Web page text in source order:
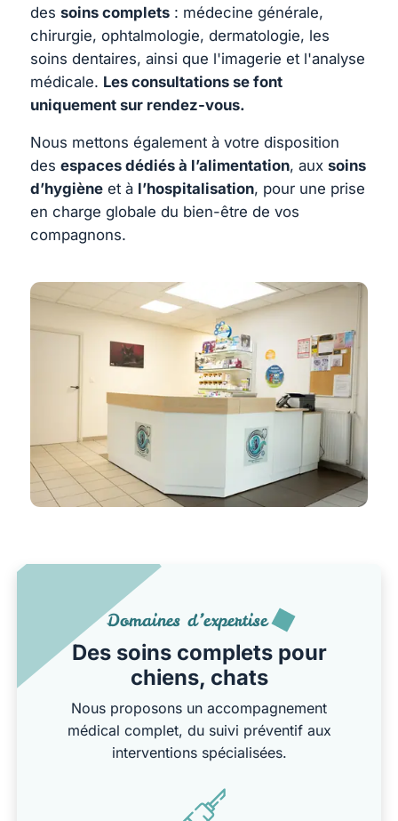
des soins complets : médecine générale,
chirurgie, ophtalmologie, dermatologie, les
soins dentaires, ainsi que l'imagerie et l'analyse
médicale. Les consultations se font
uniquement sur rendez-vous.
Nous mettons également à votre disposition
des espaces dédiés à l’alimentation, aux soins
d’hygiène et à l’hospitalisation, pour une prise
en charge globale du bien-être de vos
compagnons.
Domaines d’expertise
Des soins complets pour
chiens, chats
Nous proposons un accompagnement
médical complet, du suivi préventif aux
interventions spécialisées.